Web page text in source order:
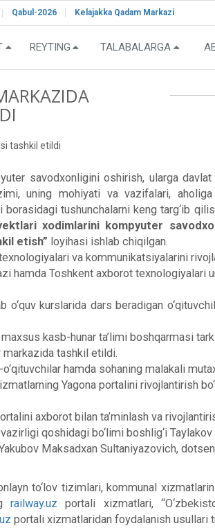
Qabul-2026 Kelajakka Qadam Markazi
REYTING TALABALARGA
tashkil etildi
savodxonligini oshirish, ularga
uning mohiyati va vazifalari,
tushunchalarni keng targ‘ib
xodimlarini kompyuter
etish” loyihasi ishlab chiqilgan.
va kommunikatsiyalarini
hamda Toshkent axborot
kurslarida dars beradigan
kasb-hunar ta’limi boshqarmasi
markazida tashkil etildi.
hamda sohaning malakali
Yagona portalini rivojlantirish
axborot bilan ta’minlash va
qoshidagi bo‘limi boshlig‘i
Maksadxan Sultaniyazovich,
to‘lov tizimlari, kommunal
railway.uz portali xizmatlari,
portali xizmatlaridan foydalanish usullari